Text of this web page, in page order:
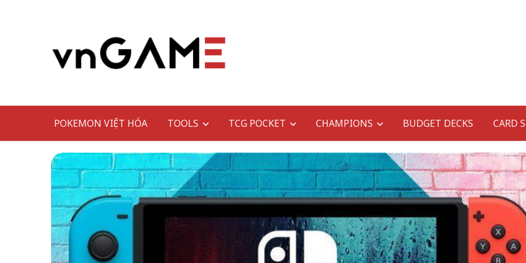
POKEMON VIỆT HÓA TOOLS TCG POCKET CHAMPIONS BUDGET DECKS CARD